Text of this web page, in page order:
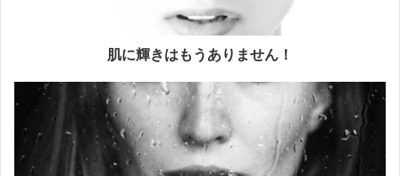
肌に輝きはもうありません！